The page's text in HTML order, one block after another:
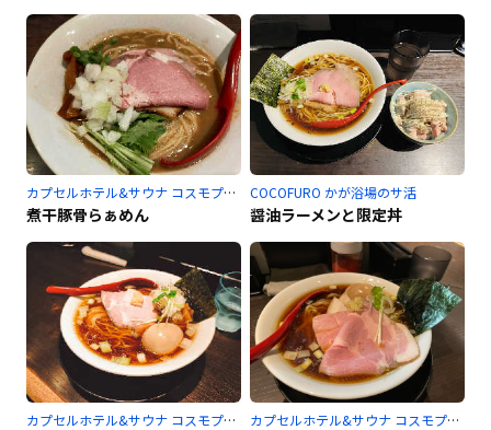
カプセルホテル&サウナ コスモプラザ赤羽のサ活
煮干豚骨らぁめん
COCOFURO かが浴場のサ活
醤油ラーメンと限定丼
カプセルホテル&サウナ コスモプラザ赤羽のサ活 カプセルホテル&サウナ コスモプラザ赤羽のサ活